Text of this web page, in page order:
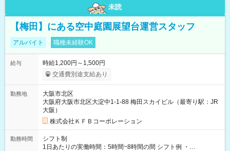
未読
【梅田】にある空中庭園展望台運営スタッフ
アルバイト 職種未経験OK
給与
時給1,200円～1,500円
交通費別途支給あり
勤務地
大阪市北区
大阪府大阪市北区大淀中1-1-88 梅田スカイビル（最寄り駅：JR
大阪）
株式会社ＫＦＢコーポレーション
勤務時間
シフト制
1日あたりの実働時間：5時間~8時間の間 シフト例 ・